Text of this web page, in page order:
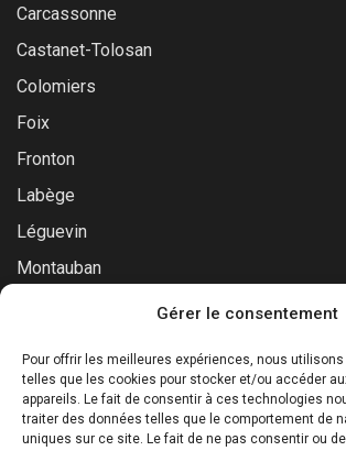
Gérer le consentement
Pour offrir les meilleures expériences, nous
telles que les cookies pour stocker et/ou accéder
appareils. Le fait de consentir à ces technologies
traiter des données telles que le comportement de
uniques sur ce site. Le fait de ne pas consentir ou
Carcassonne
Castanet-Tolosan
Colomiers
Foix
Fronton
Labège
Léguevin
Montauban
Saint-Lys
Tournefeuille